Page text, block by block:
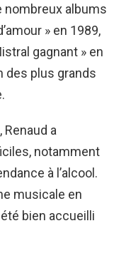
nombreux albums
» en 1989,
gagnant » en
des plus grands
a
notamment
à l’alcool.
musicale en
été bien accueilli